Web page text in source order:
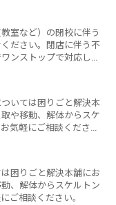
室など）の閉校に伴う
ださい。閉店に伴う不
ンストップで対応して
いては困りごと解決本
や移動、解体からスケ
気軽にご相談くださ
困りごと解決本舗にお
、解体からスケルトン
ご相談ください。